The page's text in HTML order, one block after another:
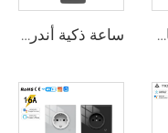
ساعة ذكية لكبار السن مع تحديد الموقع GPS ومكالمة طوارئ ورصد السقوط ومراقبة معدل ضربات القلب وضغط الدم، ساعة ذكية لكبار السن سوار ذكي ساعة ذكية أندرويد 4G LTE مع كاميرا دوارة 30 واط، هاتف ساعة ذكية بإصدار عالمي غير مقفل، مكالمات مستقلة، أساور ذكية